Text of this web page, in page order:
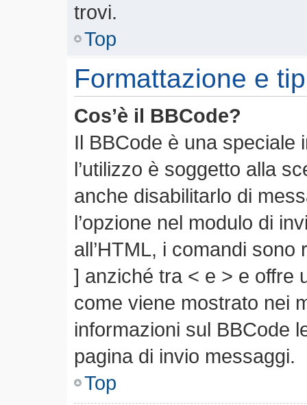
trovi.
Top
Formattazione e
Cos’è il BBCode?
Il BBCode è una speciale
l’utilizzo è soggetto alla
anche disabilitarlo di
l’opzione nel modulo di
all’HTML, i comandi
] anziché tra < e > e offre
come viene mostrato nei
informazioni sul BBCode
pagina di invio messaggi.
Top